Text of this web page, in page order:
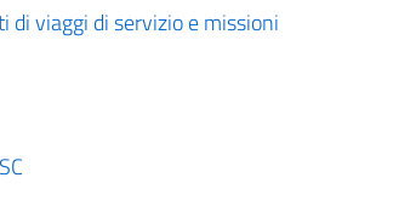
di viaggi di servizio e missioni